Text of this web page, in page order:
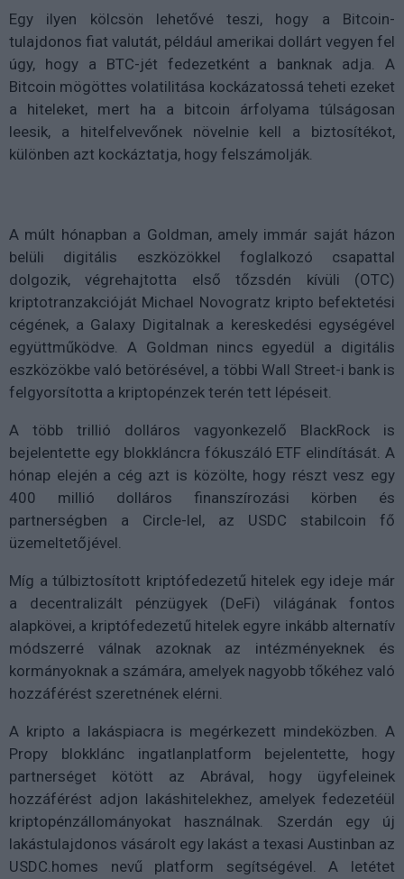
Egy ilyen kölcsön lehetővé teszi, hogy a Bitcoin-
tulajdonos fiat valutát, például amerikai dollárt vegyen fel
úgy, hogy a BTC-jét fedezetként a banknak adja. A
Bitcoin mögöttes volatilitása kockázatossá teheti ezeket
a hiteleket, mert ha a bitcoin árfolyama túlságosan
leesik, a hitelfelvevőnek növelnie kell a biztosítékot,
különben azt kockáztatja, hogy felszámolják.
A múlt hónapban a Goldman, amely immár saját házon
belüli digitális eszközökkel foglalkozó csapattal
dolgozik, végrehajtotta első tőzsdén kívüli (OTC)
kriptotranzakcióját Michael Novogratz kripto befektetési
cégének, a Galaxy Digitalnak a kereskedési egységével
együttműködve. A Goldman nincs egyedül a digitális
eszközökbe való betörésével, a többi Wall Street-i bank is
felgyorsította a kriptopénzek terén tett lépéseit.
A több trillió dolláros vagyonkezelő BlackRock is
bejelentette egy blokkláncra fókuszáló ETF elindítását. A
hónap elején a cég azt is közölte, hogy részt vesz egy
400 millió dolláros finanszírozási körben és
partnerségben a Circle-lel, az USDC stabilcoin fő
üzemeltetőjével.
Míg a túlbiztosított kriptófedezetű hitelek egy ideje már
a decentralizált pénzügyek (DeFi) világának fontos
alapkövei, a kriptófedezetű hitelek egyre inkább alternatív
módszerré válnak azoknak az intézményeknek és
kormányoknak a számára, amelyek nagyobb tőkéhez való
hozzáférést szeretnének elérni.
A kripto a lakáspiacra is megérkezett mindeközben. A
Propy blokklánc ingatlanplatform bejelentette, hogy
partnerséget kötött az Abrával, hogy ügyfeleinek
hozzáférést adjon lakáshitelekhez, amelyek fedezetéül
kriptopénzállományokat használnak. Szerdán egy új
lakástulajdonos vásárolt egy lakást a texasi Austinban az
USDC.homes nevű platform segítségével. A letétet